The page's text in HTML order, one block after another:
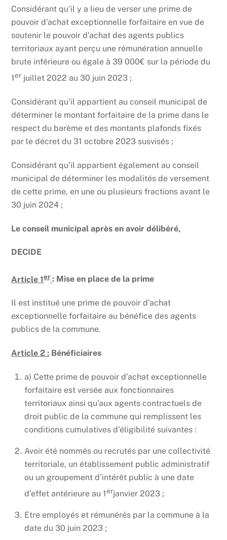
Considérant qu’il y a lieu de verser une prime de
pouvoir d’achat exceptionnelle forfaitaire en vue de
soutenir le pouvoir d’achat des agents publics
territoriaux ayant perçu une rémunération annuelle
brute inférieure ou égale à 39 000€ sur la période du
1er juillet 2022 au 30 juin 2023 ;
Considérant qu’il appartient au conseil municipal de
déterminer le montant forfaitaire de la prime dans le
respect du barème et des montants plafonds fixés
par le décret du 31 octobre 2023 susvisés ;
Considérant qu’il appartient également au conseil
municipal de déterminer les modalités de versement
de cette prime, en une ou plusieurs fractions avant le
30 juin 2024 ;
Le conseil municipal après en avoir délibéré,
DECIDE
Article 1er : Mise en place de la prime
Il est institué une prime de pouvoir d’achat
exceptionnelle forfaitaire au bénéfice des agents
publics de la commune.
Article 2 : Bénéficiaires
a) Cette prime de pouvoir d’achat exceptionnelle
forfaitaire est versée aux fonctionnaires
territoriaux ainsi qu’aux agents contractuels de
droit public de la commune qui remplissent les
conditions cumulatives d’éligibilité suivantes :
Avoir été nommés ou recrutés par une collectivité
territoriale, un établissement public administratif
ou un groupement d’intérêt public à une date
d’effet antérieure au 1erjanvier 2023 ;
Etre employés et rémunérés par la commune à la
date du 30 juin 2023 ;